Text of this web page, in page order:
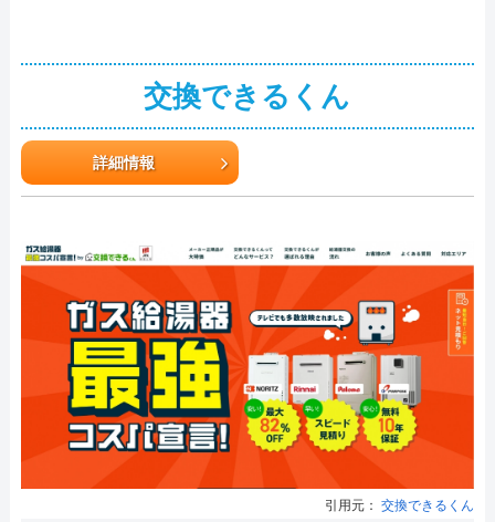
交換できるくん
詳細情報
引用元： 交換できるくん